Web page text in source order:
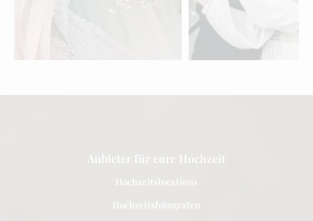
Anbieter für eure Hochzeit
Hochzeitslocations
Hochzeitsfotografen